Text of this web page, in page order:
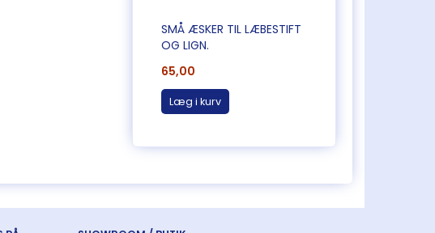
SMÅ ÆSKER TIL LÆBESTIFT
OG LIGN.
65,00
Læg i kurv